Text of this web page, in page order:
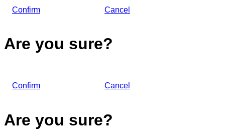
Confirm Cancel
Are you sure?
Confirm Cancel
Are you sure?